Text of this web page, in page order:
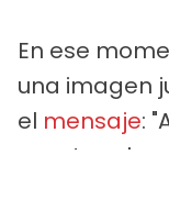
En ese
una imagen
el mensaje:
nosotros,